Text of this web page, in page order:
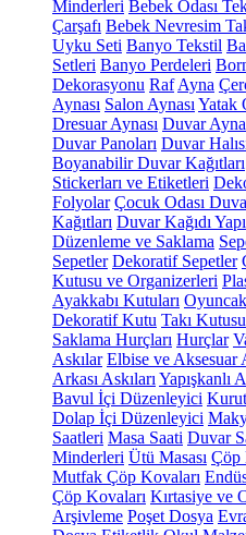
Minderleri Bebek Odası
Çarşafı Bebek Nevresim
Uyku Seti Banyo Tekstil
Setleri Banyo Perdeleri
Dekorasyonu Raf Ayna
Aynası Salon Aynası Yatak
Dresuar Aynası Duvar
Duvar Panoları Duvar
Boyanabilir Duvar Kağıtları
Stickerları ve Etiketleri
Folyolar Çocuk Odası
Kağıtları Duvar Kağıdı
Düzenleme ve Saklama
Sepetler Dekoratif Sepetler
Kutusu ve Organizerleri
Ayakkabı Kutuları
Dekoratif Kutu Takı Kutusu
Saklama Hurçları Hurçlar
Askılar Elbise ve Aksesuar
Arkası Askıları Yapışkanlı
Bavul İçi Düzenleyici
Dolap İçi Düzenleyici
Saatleri Masa Saati Duvar
Minderleri Ütü Masası Çöp
Mutfak Çöp Kovaları
Çöp Kovaları Kırtasiye ve
Arşivleme Poşet Dosya